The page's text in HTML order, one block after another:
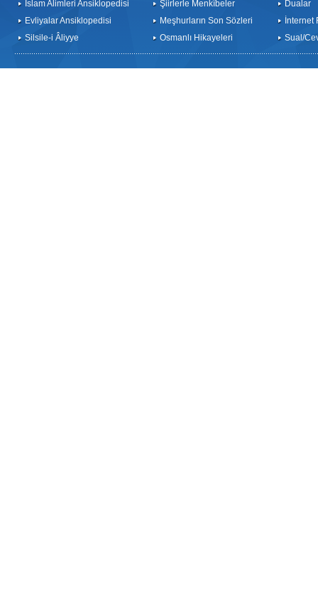
İslam Alimleri Ansiklopedisi
Evliyalar Ansiklopedisi
Silsile-i Âliyye
Şiirlerle Menkîbeler
Meşhurların Son Sözleri
Osmanlı Hikayeleri
Dualar
İnternet
Sual/